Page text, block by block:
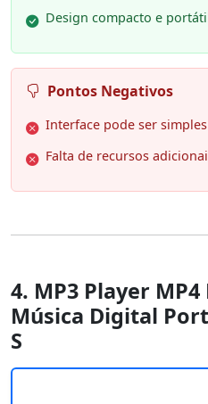
Design compacto e
Pontos Negativos
Interface pode ser
Falta de recursos
4. MP3 Player
Música Digital
S